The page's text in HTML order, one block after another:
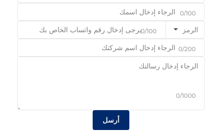
0/100
الرمز 0/100
0/200
0/1000
أرسل